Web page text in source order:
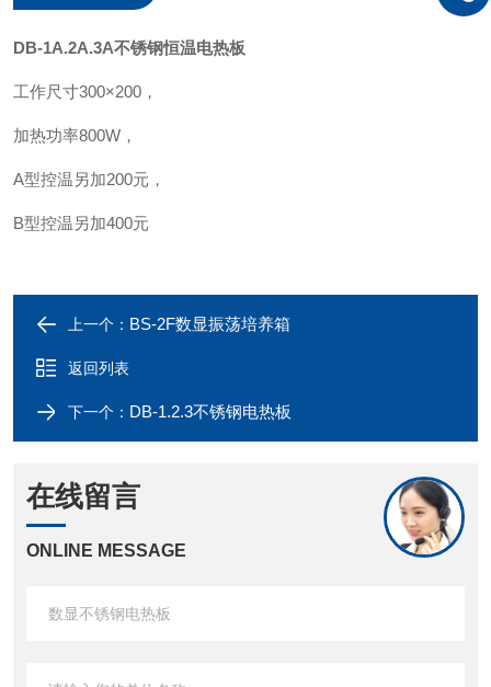
DB-1A.2A.3A不锈钢恒温电热板
工作尺寸300×200，
加热功率800W，
A型控温另加200元，
B型控温另加400元
上一个： BS-2F数显振荡培养箱
返回列表
下一个： DB-1.2.3不锈钢电热板
在线留言
ONLINE MESSAGE